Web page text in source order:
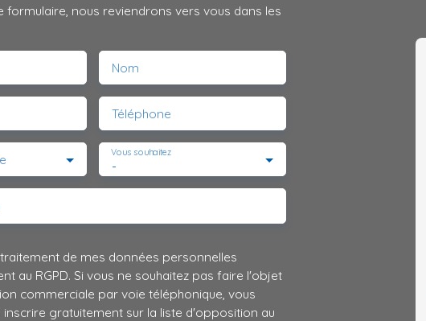
formulaire, nous reviendrons vers vous dans les
Nom
Téléphone
-
Vous souhaitez
de mes données personnelles
au RGPD. Si vous ne souhaitez pas faire l'objet
commerciale par voie téléphonique, vous
inscrire gratuitement sur la liste d'opposition au